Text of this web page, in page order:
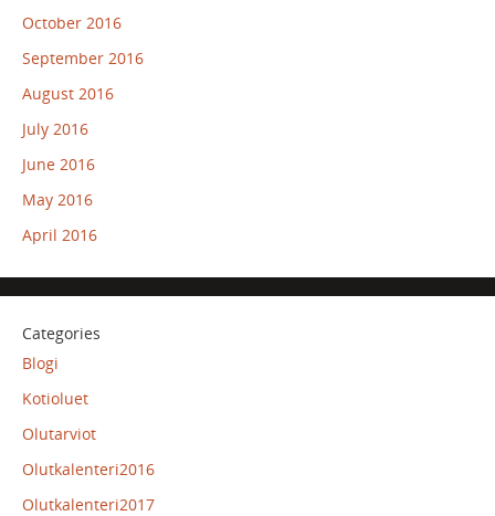
October 2016
September 2016
August 2016
July 2016
June 2016
May 2016
April 2016
Categories
Blogi
Kotioluet
Olutarviot
Olutkalenteri2016
Olutkalenteri2017